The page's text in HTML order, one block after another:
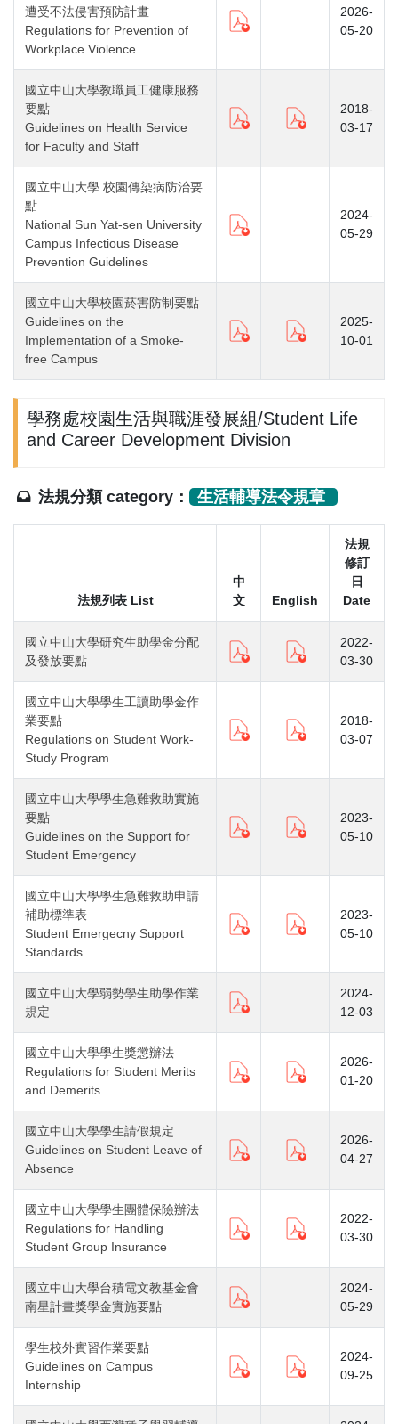
遭受不法侵害預防計畫
Regulations for Prevention of
Workplace Violence
2026-
05-20
國立中山大學教職員工健康服務
要點
Guidelines on Health Service
for Faculty and Staff
2018-
03-17
國立中山大學 校園傳染病防治要
點
National Sun Yat-sen University
Campus Infectious Disease
Prevention Guidelines
2024-
05-29
國立中山大學校園菸害防制要點
Guidelines on the
Implementation of a Smoke-
free Campus
2025-
10-01
學務處校園生活與職涯發展組/Student Life
and Career Development Division
法規分類 category： 生活輔導法令規章
法規列表 List
中
文
English
法規
修訂
日
Date
國立中山大學研究生助學金分配
及發放要點
2022-
03-30
國立中山大學學生工讀助學金作
業要點
Regulations on Student Work-
Study Program
2018-
03-07
國立中山大學學生急難救助實施
要點
Guidelines on the Support for
Student Emergency
2023-
05-10
國立中山大學學生急難救助申請
補助標準表
Student Emergecny Support
Standards
2023-
05-10
國立中山大學弱勢學生助學作業
規定
2024-
12-03
國立中山大學學生獎懲辦法
Regulations for Student Merits
and Demerits
2026-
01-20
國立中山大學學生請假規定
Guidelines on Student Leave of
Absence
2026-
04-27
國立中山大學學生團體保險辦法
Regulations for Handling
Student Group Insurance
2022-
03-30
國立中山大學台積電文教基金會
南星計畫獎學金實施要點
2024-
05-29
學生校外實習作業要點
Guidelines on Campus
Internship
2024-
09-25